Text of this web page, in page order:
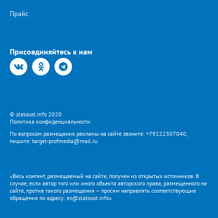
Прайс
Присоединяйтесь к нам
© zlatoust.info 2020
Политика конфиденциальности
По вопросам размещения рекламы на сайте звоните: +79222307040,
пишите: target-profmedia@mail.ru
«Весь контент, размещаемый на сайте, получен из открытых источников. В
случае, если автор того или иного объекта авторского права, размещенного на
сайте, против такого размещения — просим направлять соответствующие
обращения по адресу: es@zlatoust.info»